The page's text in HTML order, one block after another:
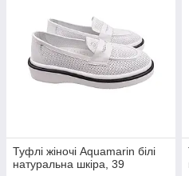
Туфлі жіночі Aquamarin білі
натуральна шкіра, 39